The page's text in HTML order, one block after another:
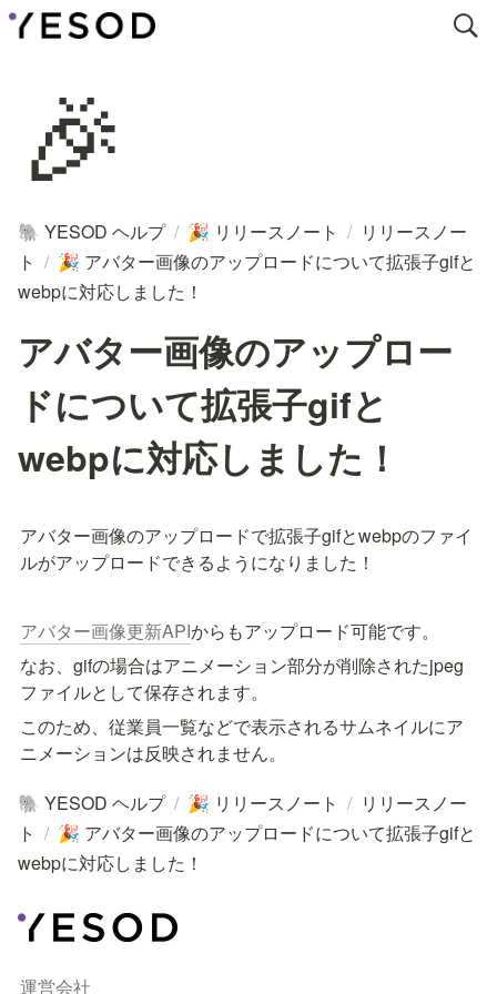
🎉
🐘 YESOD ヘルプ / 🎉 リリースノート / リリースノー
ト / 🎉 アバター画像のアップロードについて拡張子gifと
webpに対応しました！
アバター画像のアップロー
ドについて拡張子gifと
webpに対応しました！
アバター画像のアップロードで拡張子gifとwebpのファイ
ルがアップロードできるようになりました！
アバター画像更新APIからもアップロード可能です。
なお、gifの場合はアニメーション部分が削除されたjpeg
ファイルとして保存されます。
このため、従業員一覧などで表示されるサムネイルにア
ニメーションは反映されません。
🐘 YESOD ヘルプ / 🎉 リリースノート / リリースノー
ト / 🎉 アバター画像のアップロードについて拡張子gifと
webpに対応しました！
運営会社